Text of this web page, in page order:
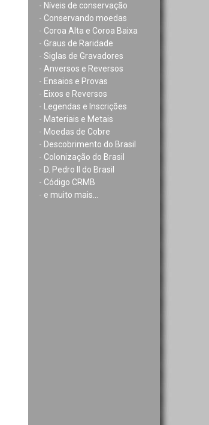
- Níveis de conservação
- Conservando moedas
- Coroa Alta e Coroa Baixa
- Graus de Raridade
- Siglas de Gravadores
- Anversos e Reversos
- Ensaios e Provas
- Eixos e Reversos
-
Legendas e Inscrições
- Materiais e Metais
- Moedas de Cobre
- Descobrimento do Brasil
- Colonização do Brasil
- D. Pedro II do Brasil
- Código CRMB
- e muito mais...